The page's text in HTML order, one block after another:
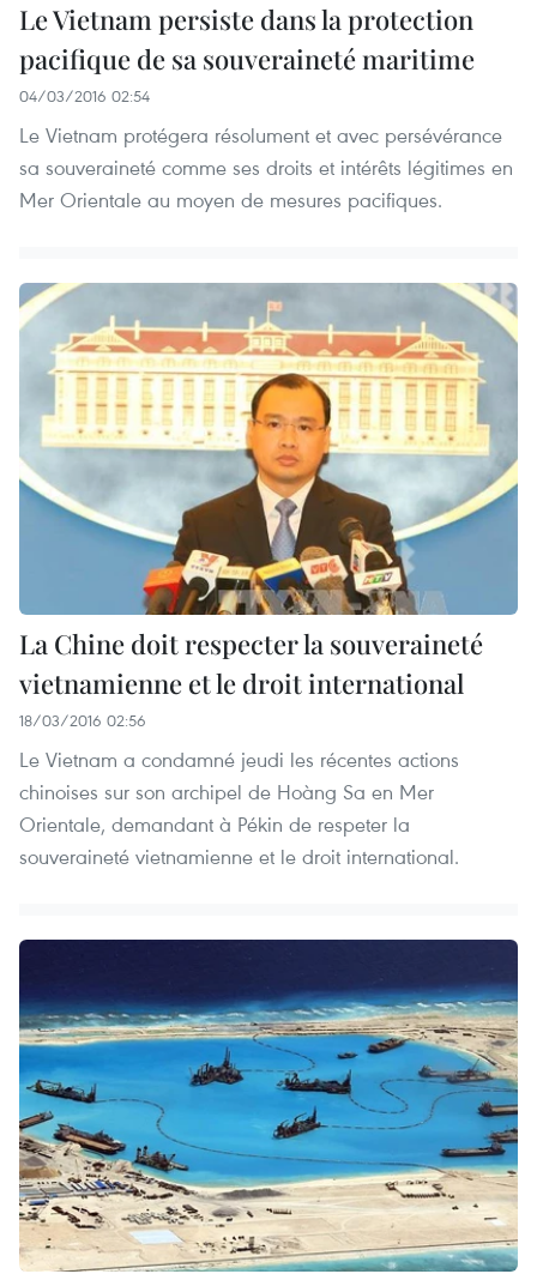
Le Vietnam persiste dans la protection
pacifique de sa souveraineté maritime
04/03/2016 02:54
Le Vietnam protégera résolument et avec persévérance
sa souveraineté comme ses droits et intérêts légitimes en
Mer Orientale au moyen de mesures pacifiques.
La Chine doit respecter la souveraineté
vietnamienne et le droit international
18/03/2016 02:56
Le Vietnam a condamné jeudi les récentes actions
chinoises sur son archipel de Hoàng Sa en Mer
Orientale, demandant à Pékin de respeter la
souveraineté vietnamienne et le droit international.